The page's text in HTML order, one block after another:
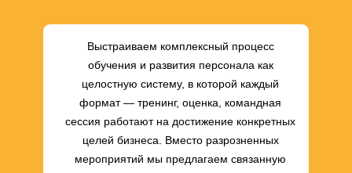
Выстраиваем комплексный процесс
обучения и развития персонала как
целостную систему, в которой каждый
формат — тренинг, оценка, командная
сессия работают на достижение конкретных
целей бизнеса. Вместо разрозненных
мероприятий мы предлагаем связанную